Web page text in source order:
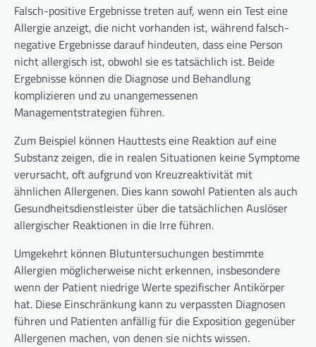
Falsch-positive Ergebnisse treten auf, wenn ein Test eine
Allergie anzeigt, die nicht vorhanden ist, während falsch-
negative Ergebnisse darauf hindeuten, dass eine Person
nicht allergisch ist, obwohl sie es tatsächlich ist. Beide
Ergebnisse können die Diagnose und Behandlung
komplizieren und zu unangemessenen
Managementstrategien führen.
Zum Beispiel können Hauttests eine Reaktion auf eine
Substanz zeigen, die in realen Situationen keine Symptome
verursacht, oft aufgrund von Kreuzreaktivität mit
ähnlichen Allergenen. Dies kann sowohl Patienten als auch
Gesundheitsdienstleister über die tatsächlichen Auslöser
allergischer Reaktionen in die Irre führen.
Umgekehrt können Blutuntersuchungen bestimmte
Allergien möglicherweise nicht erkennen, insbesondere
wenn der Patient niedrige Werte spezifischer Antikörper
hat. Diese Einschränkung kann zu verpassten Diagnosen
führen und Patienten anfällig für die Exposition gegenüber
Allergenen machen, von denen sie nichts wissen.